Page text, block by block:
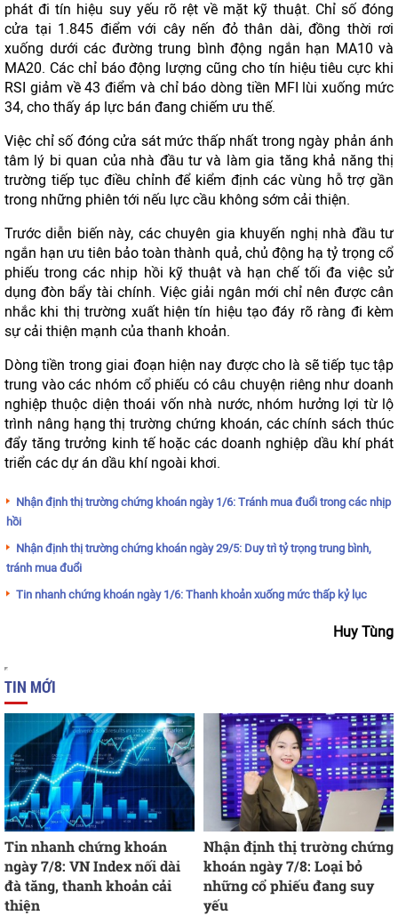
phát đi tín hiệu suy yếu rõ rệt về mặt kỹ thuật. Chỉ số đóng
cửa tại 1.845 điểm với cây nến đỏ thân dài, đồng thời rơi
xuống dưới các đường trung bình động ngắn hạn MA10 và
MA20. Các chỉ báo động lượng cũng cho tín hiệu tiêu cực khi
RSI giảm về 43 điểm và chỉ báo dòng tiền MFI lùi xuống mức
34, cho thấy áp lực bán đang chiếm ưu thế.
Việc chỉ số đóng cửa sát mức thấp nhất trong ngày phản ánh
tâm lý bi quan của nhà đầu tư và làm gia tăng khả năng thị
trường tiếp tục điều chỉnh để kiểm định các vùng hỗ trợ gần
trong những phiên tới nếu lực cầu không sớm cải thiện.
Trước diễn biến này, các chuyên gia khuyến nghị nhà đầu tư
ngắn hạn ưu tiên bảo toàn thành quả, chủ động hạ tỷ trọng cổ
phiếu trong các nhịp hồi kỹ thuật và hạn chế tối đa việc sử
dụng đòn bẩy tài chính. Việc giải ngân mới chỉ nên được cân
nhắc khi thị trường xuất hiện tín hiệu tạo đáy rõ ràng đi kèm
sự cải thiện mạnh của thanh khoản.
Dòng tiền trong giai đoạn hiện nay được cho là sẽ tiếp tục tập
trung vào các nhóm cổ phiếu có câu chuyện riêng như doanh
nghiệp thuộc diện thoái vốn nhà nước, nhóm hưởng lợi từ lộ
trình nâng hạng thị trường chứng khoán, các chính sách thúc
đẩy tăng trưởng kinh tế hoặc các doanh nghiệp dầu khí phát
triển các dự án dầu khí ngoài khơi.
Nhận định thị trường chứng khoán ngày 1/6: Tránh mua đuổi trong các nhịp
hồi
Nhận định thị trường chứng khoán ngày 29/5: Duy trì tỷ trọng trung bình,
tránh mua đuổi
Tin nhanh chứng khoán ngày 1/6: Thanh khoản xuống mức thấp kỷ lục
Huy Tùng
TIN MỚI
Tin nhanh chứng khoán
ngày 7/8: VN Index nối dài
đà tăng, thanh khoản cải
thiện
Nhận định thị trường chứng
khoán ngày 7/8: Loại bỏ
những cổ phiếu đang suy
yếu